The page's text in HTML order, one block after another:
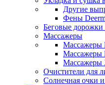
Другие
Фены
Беговые
Массажеры
Массажеры
Массажеры
Массажеры
Очистители для
Солнечная очки